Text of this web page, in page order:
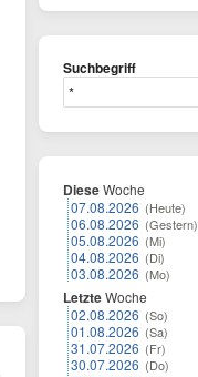
Suchbegriff
DieseWoche
07.08.2026 (Heute)
06.08.2026 (Gestern)
05.08.2026 (Mi)
04.08.2026 (Di)
03.08.2026 (Mo)
LetzteWoche
02.08.2026 (So)
01.08.2026 (Sa)
31.07.2026 (Fr)
30.07.2026 (Do)